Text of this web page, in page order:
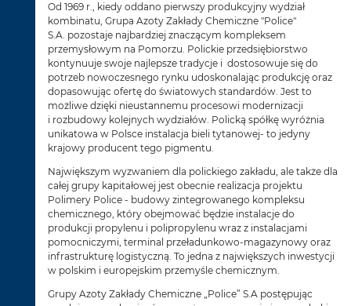
Od 1969 r., kiedy oddano pierwszy produkcyjny wydział
kombinatu, Grupa Azoty Zakłady Chemiczne "Police"
S.A. pozostaje najbardziej znaczącym kompleksem
przemysłowym na Pomorzu. Polickie przedsiębiorstwo
kontynuuje swoje najlepsze tradycje i dostosowuje się do
potrzeb nowoczesnego rynku udoskonalając produkcję oraz
dopasowując ofertę do światowych standardów. Jest to
możliwe dzięki nieustannemu procesowi modernizacji
i rozbudowy kolejnych wydziałów. Policką spółkę wyróżnia
unikatowa w Polsce instalacja bieli tytanowej- to jedyny
krajowy producent tego pigmentu.
Największym wyzwaniem dla polickiego zakładu, ale także dla
całej grupy kapitałowej jest obecnie realizacja projektu
Polimery Police - budowy zintegrowanego kompleksu
chemicznego, który obejmować będzie instalacje do
produkcji propylenu i polipropylenu wraz z instalacjami
pomocniczymi, terminal przeładunkowo-magazynowy oraz
infrastrukturę logistyczną. To jedna z największych inwestycji
w polskim i europejskim przemyśle chemicznym.
Grupy Azoty Zakłady Chemiczne „Police” S.A postępując